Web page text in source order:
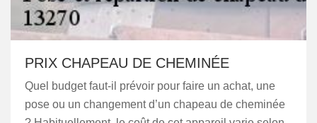
PRIX CHAPEAU DE CHEMINÉE
Quel budget faut-il prévoir pour faire un achat, une
pose ou un changement d’un chapeau de cheminée